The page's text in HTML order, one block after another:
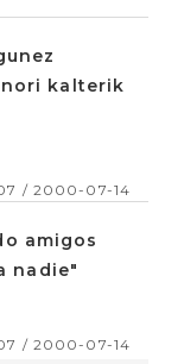
kalterik
/ 2000-07-14
amigos
nadie"
/ 2000-07-14